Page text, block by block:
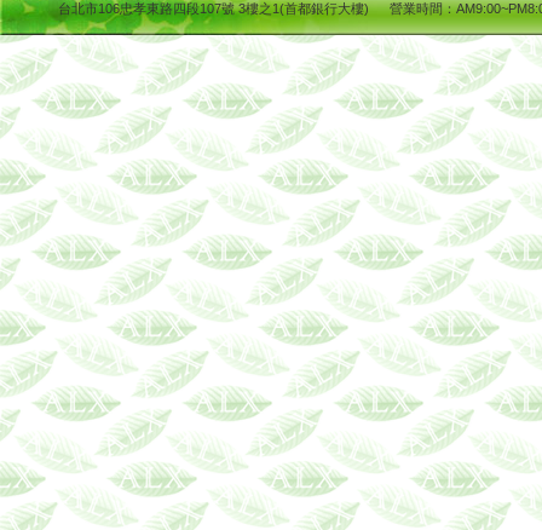
台北市106忠孝東路四段107號 3樓之1(首都銀行大樓)
營業時間：